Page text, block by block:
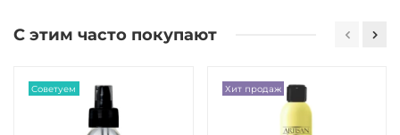
С этим часто покупают
Советуем Хит продаж